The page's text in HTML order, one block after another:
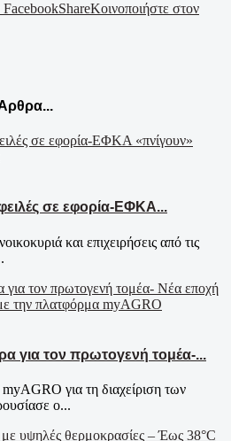
FacebookShareΚοινοποιήστε στον
σε εφορία-ΕΦΚΑ...
και επιχειρήσεις από τις
για τον πρωτογενή τομέα-...
για τη διαχείριση των
ο...